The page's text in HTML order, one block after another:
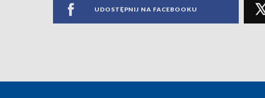
UDOSTĘPNIJ NA FACEBOOKU